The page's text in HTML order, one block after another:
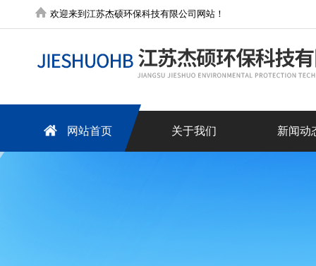
欢迎来到江苏杰硕环保科技有限公司网站！
网站首页 关于我们 新闻动